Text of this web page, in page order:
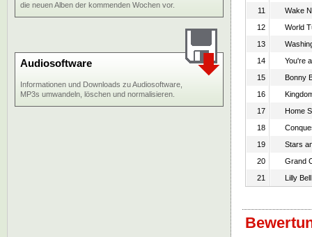
11
Wake
12
World
13
14
You're
15
Bonny
16
17
Home
18
19
Stars
20
Grand
21
Lilly
die neuen Alben der kommenden Wochen vor.
Audiosoftware
Informationen und Downloads zu Audiosoftware,
MP3s umwandeln, löschen und normalisieren.